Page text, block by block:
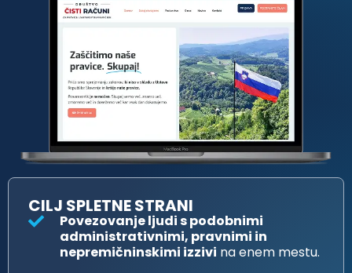
CILJ SPLETNE STRANI
Povezovanje ljudi s podobnimi
administrativnimi, pravnimi in
nepremičninskimi izzivi na enem mestu.